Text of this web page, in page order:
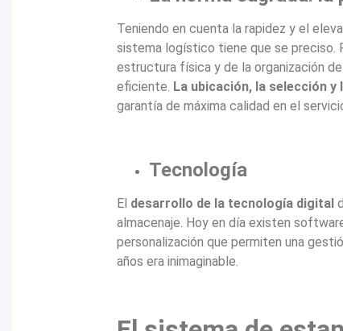
Teniendo en cuenta la rapidez y el
sistema logístico tiene que se preciso.
estructura física y de la organización
eficiente. La ubicación, la selección
garantía de máxima calidad en el
Tecnología
El desarrollo de la tecnología digital
almacenaje. Hoy en día existen
personalización que permiten una
años era inimaginable.